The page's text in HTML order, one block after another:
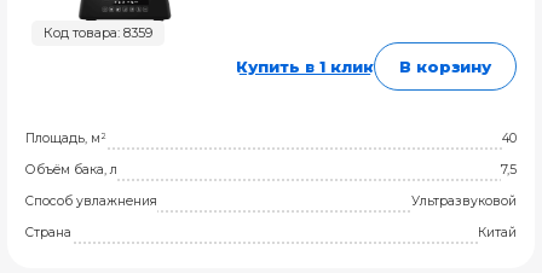
Код товара: 8359
Купить в 1 клик В корзину
Площадь, м²
40
Объём бака, л
7,5
Способ увлажнения
Ультразвуковой
Страна
Китай